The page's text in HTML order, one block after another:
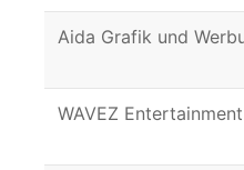
Aida Grafik und
WAVEZ